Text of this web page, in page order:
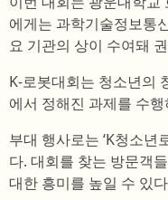
에게는 과학기술정보통
요 기관의 상이 수여돼
K-로봇대회는 청소년의
에서 정해진 과제를 수
부대 행사로는 ‘K청소
다. 대회를 찾는 방문객
대한 흥미를 높일 수 있